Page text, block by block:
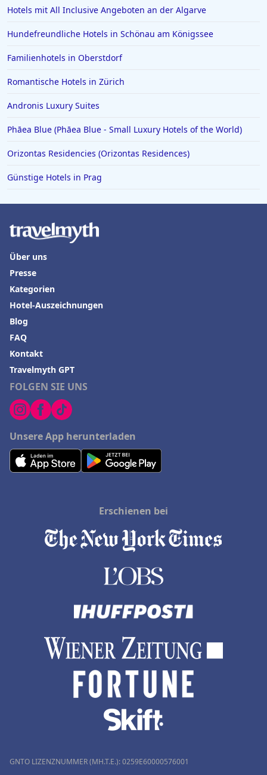
Hotels mit All Inclusive Angeboten an der Algarve
Hundefreundliche Hotels in Schönau am Königssee
Familienhotels in Oberstdorf
Romantische Hotels in Zürich
Andronis Luxury Suites
Phāea Blue (Phāea Blue - Small Luxury Hotels of the World)
Orizontas Residencies (Orizontas Residences)
Günstige Hotels in Prag
FOLGEN SIE UNS
Unsere App herunterladen
Über uns
Presse
Kategorien
Hotel-Auszeichnungen
Blog
FAQ
Kontakt
Travelmyth GPT
Erschienen bei
GNTO LIZENZNUMMER (MH.T.E.): 0259Ε60000576001